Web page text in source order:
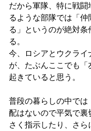
だから軍隊、特に戦
るような部隊では「
る」というのが絶対
る。
今、ロシアとウクライ
が、たぶんここでも「
起きていると思う。
普段の暮らしの中では
配はないので平気で裏
さく指示したり、さ